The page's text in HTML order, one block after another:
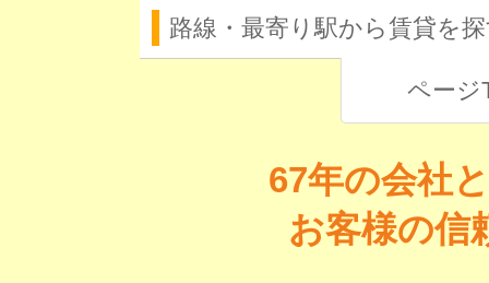
路線・最寄り駅から賃貸を
ページ
67年の会社
お客様の信